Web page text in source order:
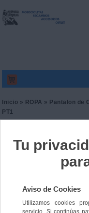
Inicio » ROPA » Pantalon de
PT1